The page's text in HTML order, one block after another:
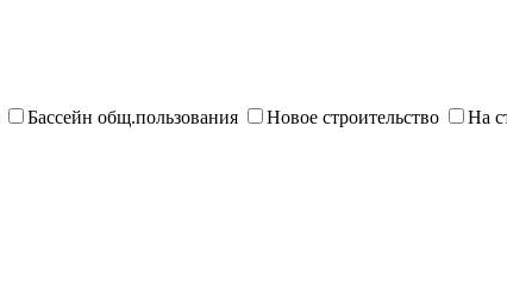
Бассейн общ.пользования Новое строительство На